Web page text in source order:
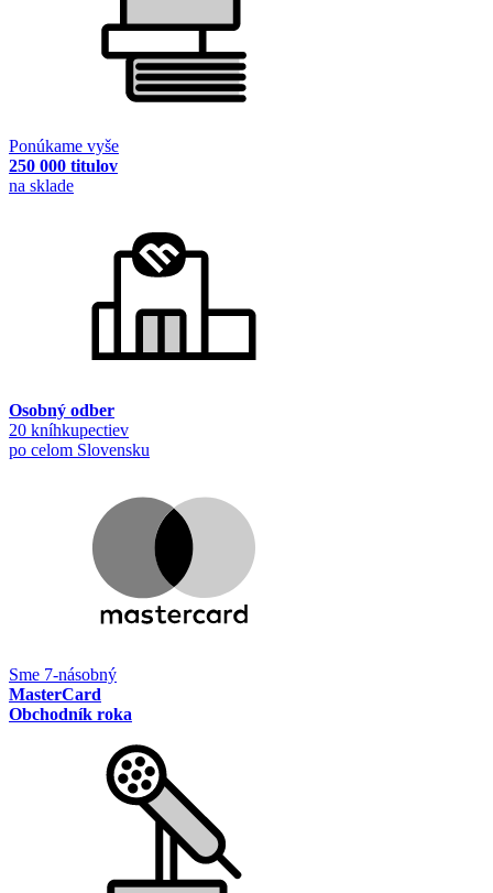
Ponúkame vyše
250 000 titulov
na sklade
Osobný odber
20 kníhkupectiev
po celom Slovensku
Sme 7-násobný
MasterCard
Obchodník roka